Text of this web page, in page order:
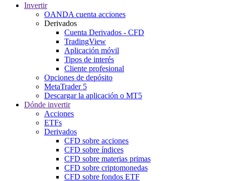
Invertir
OANDA cuenta acciones
Derivados
Cuenta Derivados - CFD
TradingView
Aplicación móvil
Tipos de interés
Cliente profesional
Opciones de depósito
MetaTrader 5
Descargar la aplicación o MT5
Dónde invertir
Acciones
ETFs
Derivados
CFD sobre acciones
CFD sobre índices
CFD sobre materias primas
CFD sobre criptomonedas
CFD sobre fondos ETF